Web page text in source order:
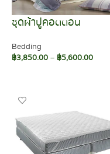
ชุดผ้าปูคอตตอน
Bedding
฿3,850.00– ฿5,600.00